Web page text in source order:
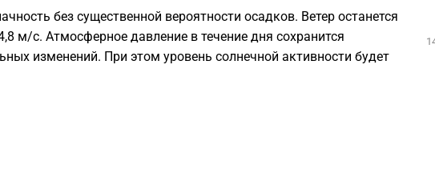
без существенной вероятности осадков. Ветер останется
м/с. Атмосферное давление в течение дня сохранится
изменений. При этом уровень солнечной активности будет